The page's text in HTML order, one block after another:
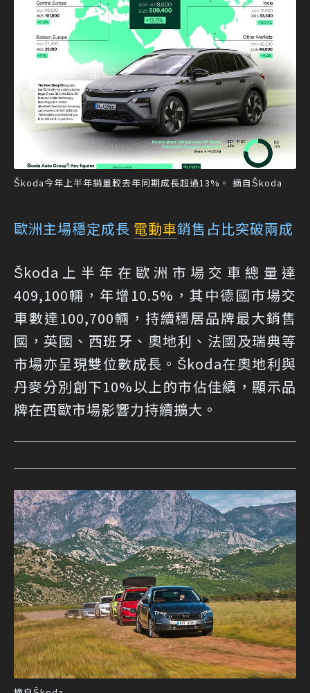
Škoda今年上半年銷量較去年同期成長超過13%。 摘自Škoda
歐洲主場穩定成長 電動車銷售占比突破兩成
Škoda上半年在歐洲市場交車總量達
409,100輛，年增10.5%，其中德國市場交
車數達100,700輛，持續穩居品牌最大銷售
國，英國、西班牙、奧地利、法國及瑞典等
市場亦呈現雙位數成長。Škoda在奧地利與
丹麥分別創下10%以上的市佔佳績，顯示品
牌在西歐市場影響力持續擴大。